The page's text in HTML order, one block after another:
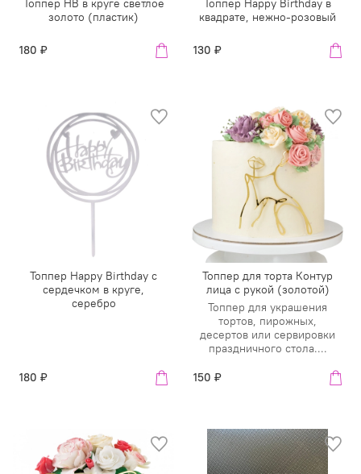
Топпер HB в круге светлое
золото (пластик)
180 ₽
Топпер Happy Birthday в
квадрате, нежно-розовый
130 ₽
Топпер Happy Birthday с
сердечком в круге,
серебро
180 ₽
Топпер для торта Контур
лица с рукой (золотой)
Топпер для украшения
тортов, пирожных,
десертов или сервировки
праздничного стола....
150 ₽